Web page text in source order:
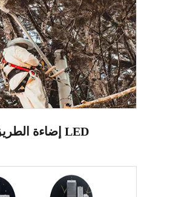
إضاءة الطريق LED